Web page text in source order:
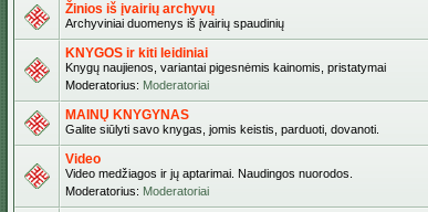
Žinios iš įvairių archyvų
Archyviniai duomenys iš įvairių spaudinių
KNYGOS ir kiti leidiniai
Knygų naujienos, variantai pigesnėmis kainomis, pristatymai
Moderatorius: Moderatoriai
MAINŲ KNYGYNAS
Galite siūlyti savo knygas, jomis keistis, parduoti, dovanoti.
Video
Video medžiagos ir jų aptarimai. Naudingos nuorodos.
Moderatorius: Moderatoriai